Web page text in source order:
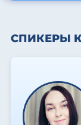
СПИКЕРЫ